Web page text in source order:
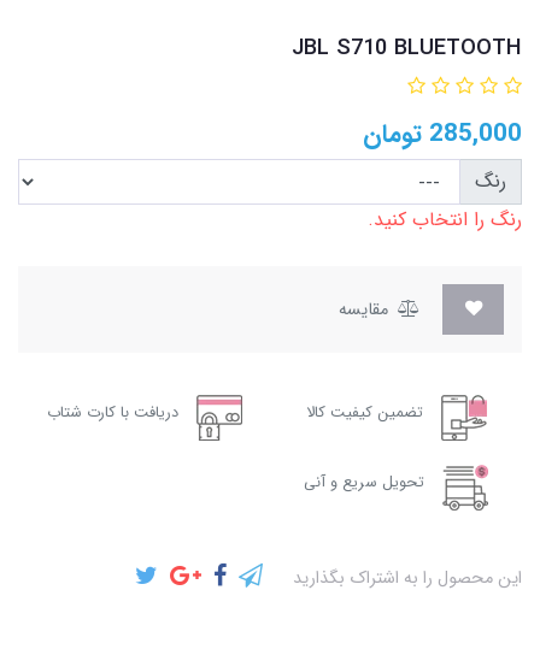
JBL S710 BLUETOOTH
285,000 تومان
رنگ
رنگ را انتخاب کنید.
مقایسه
تضمین کیفیت کالا دریافت با کارت شتاب
تحویل سریع و آنی
این محصول را به اشتراک بگذارید